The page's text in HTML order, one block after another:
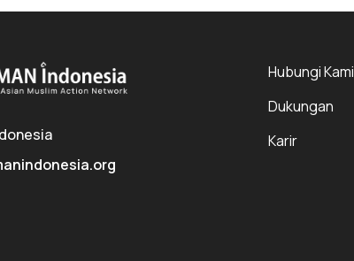
Hubungi Kami
Dukungan
Karir